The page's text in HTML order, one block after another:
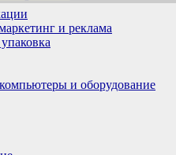
и реклама
и оборудование